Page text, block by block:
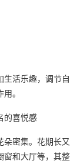
生活乐趣，调节自
。
的喜悦感
密集。花期长又
窗和大厅等，其整